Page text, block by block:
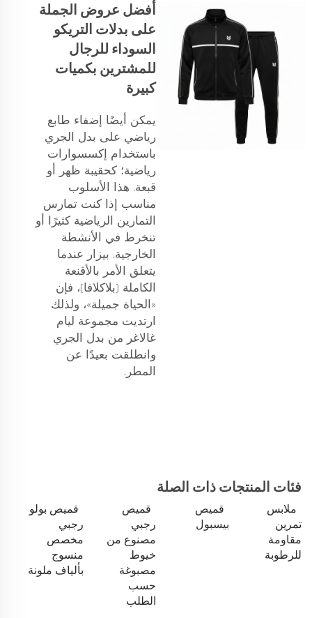
أفضل عروض الجملة
على بدلات التريكو
السوداء للرجال
للمشترين بكميات
كبيرة
يمكن أيضًا إضفاء طابع
رياضي على بدل الجري
باستخدام إكسسوارات
رياضية؛ كحقيبة ظهر أو
قبعة. هذا الأسلوب
مناسب إذا كنت تمارس
التمارين الرياضية كثيرًا أو
تنخرط في الأنشطة
الخارجية. بيزار عندما
يتعلق الأمر بالأقنعة
الكاملة (بلاكلافا)، فإن
«الحياة جميلة»، ولذلك
ارتديت مجموعة ليام
غالاغر من بدل الجري
وانطلقت بعيدًا عن
المطر.
فئات المنتجات ذات الصلة
ملابس
تمرين
مقاومة
للرطوبة
قميص
بيسبول
قميص
رجبي
مصنوع من
خيوط
مصبوغة
حسب
الطلب
قميص بولو
رجبي
مخصص
منسوج
بألياف ملونة